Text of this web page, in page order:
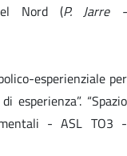
Nord (P. Jarre -
esperienziale per
esperienza”. “Spazio
- ASL TO3 -